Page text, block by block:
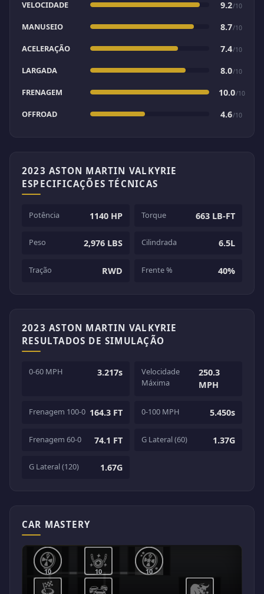
VELOCIDADE 9.2/10
MANUSEIO 8.7/10
ACELERAÇÃO 7.4/10
LARGADA 8.0/10
FRENAGEM 10.0/10
OFFROAD 4.6/10
2023 ASTON MARTIN VALKYRIE
ESPECIFICAÇÕES TÉCNICAS
Potência 1140 HP Torque 663 LB-FT
Peso 2,976 LBS Cilindrada 6.5L
Tração RWD Frente % 40%
2023 ASTON MARTIN VALKYRIE
RESULTADOS DE SIMULAÇÃO
0-60 MPH 3.217s
Velocidade
Máxima
250.3
MPH
Frenagem 100-0 164.3 FT 0-100 MPH 5.450s
Frenagem 60-0 74.1 FT G Lateral (60) 1.37G
G Lateral (120) 1.67G
CAR MASTERY
10 10 10